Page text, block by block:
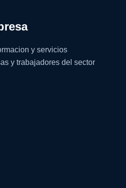
y servicios
y trabajadores del sector